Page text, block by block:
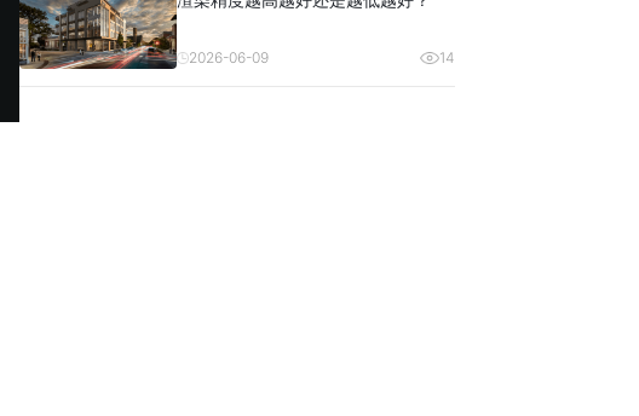
2026-06-09 14